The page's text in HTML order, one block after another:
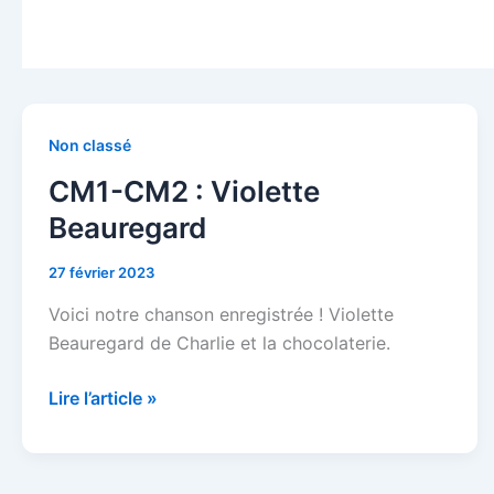
Non classé
CM1-CM2 : Violette
Beauregard
27 février 2023
Voici notre chanson enregistrée ! Violette
Beauregard de Charlie et la chocolaterie.
CM1-
:
Violette
Lire l’article »